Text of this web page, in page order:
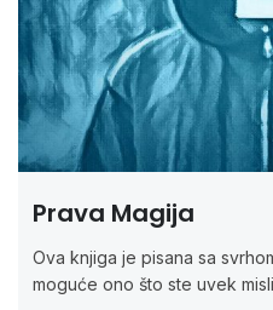
Prava Magija
Ova knjiga je pisana sa
moguće ono što ste uvek